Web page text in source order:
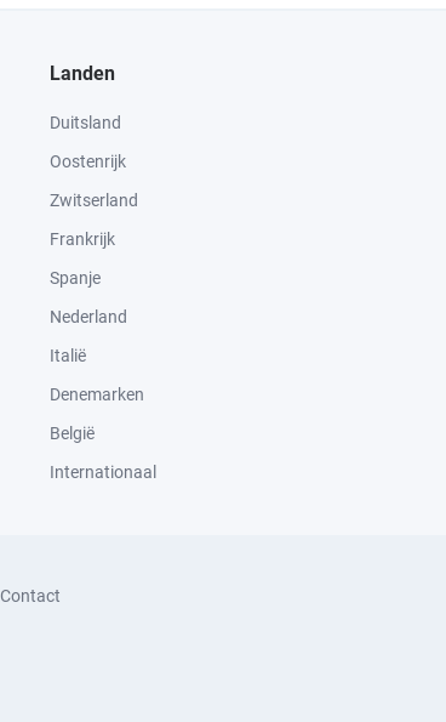
Landen
Duitsland
Oostenrijk
Zwitserland
Frankrijk
Spanje
Nederland
Italië
Denemarken
België
Internationaal
Contact